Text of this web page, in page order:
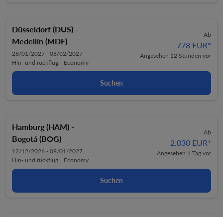
Düsseldorf (DUS) -
Medellín (MDE)
28/01/2027 - 08/02/2027
Hin- und rückflug | Economy
Ab
778 EUR*
Angesehen 12 Stunden vor
Suchen
Hamburg (HAM) -
Bogotá (BOG)
12/12/2026 - 09/01/2027
Hin- und rückflug | Economy
Ab
2.030 EUR*
Angesehen 1 Tag vor
Suchen